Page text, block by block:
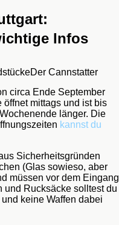
Infos
Der Cannstatter
circa Ende September
öffnet mittags und ist bis
länger. Die
kannst du
Sicherheitsgründen
(Glas sowieso, aber
müssen vor dem Eingang
und Rucksäcke solltest du
keine Waffen dabei